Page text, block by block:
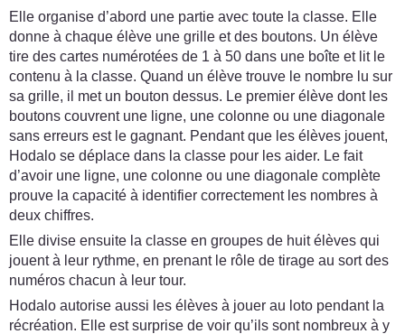
Elle organise d’abord une partie avec toute la classe. Elle
donne à chaque élève une grille et des boutons. Un élève
tire des cartes numérotées de 1 à 50 dans une boîte et lit le
contenu à la classe. Quand un élève trouve le nombre lu sur
sa grille, il met un bouton dessus. Le premier élève dont les
boutons couvrent une ligne, une colonne ou une diagonale
sans erreurs est le gagnant. Pendant que les élèves jouent,
Hodalo se déplace dans la classe pour les aider. Le fait
d’avoir une ligne, une colonne ou une diagonale complète
prouve la capacité à identifier correctement les nombres à
deux chiffres.
Elle divise ensuite la classe en groupes de huit élèves qui
jouent à leur rythme, en prenant le rôle de tirage au sort des
numéros chacun à leur tour.
Hodalo autorise aussi les élèves à jouer au loto pendant la
récréation. Elle est surprise de voir qu’ils sont nombreux à y